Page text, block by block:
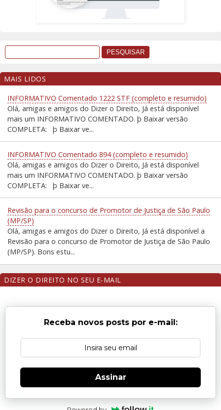
MAIS LIDOS
INFORMATIVO Comentado 1222 STF (completo e resumido)
Olá, amigas e amigos do Dizer o Direito, Já está disponível
mais um INFORMATIVO COMENTADO. þ Baixar versão
COMPLETA: þ Baixar ve...
INFORMATIVO Comentado 894 (completo e resumido)
Olá, amigas e amigos do Dizer o Direito, Já está disponível
mais um INFORMATIVO COMENTADO. þ Baixar versão
COMPLETA: þ Baixar ve...
Revisão para o concurso de Promotor de Justiça de São Paulo
(MP/SP)
Olá, amigas e amigos do Dizer o Direito, Já está disponível a
Revisão para o concurso de Promotor de Justiça de São Paulo
(MP/SP). Bons estu...
DIZER O DIREITO NO SEU E-MAIL
Receba novos posts por e-mail:
Assinar